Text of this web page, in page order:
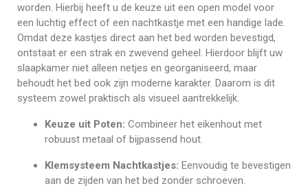
worden. Hierbij heeft u de keuze uit een open model voor
een luchtig effect of een nachtkastje met een handige lade.
Omdat deze kastjes direct aan het bed worden bevestigd,
ontstaat er een strak en zwevend geheel. Hierdoor blijft uw
slaapkamer niet alleen netjes en georganiseerd, maar
behoudt het bed ook zijn moderne karakter. Daarom is dit
systeem zowel praktisch als visueel aantrekkelijk.
Keuze uit Poten: Combineer het eikenhout met
robuust metaal of bijpassend hout.
Klemsysteem Nachtkastjes: Eenvoudig te bevestigen
aan de zijden van het bed zonder schroeven.